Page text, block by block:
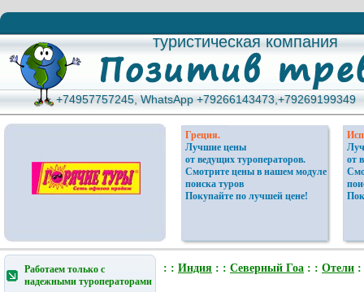
туристическая компания
туристическая компания
+74957757245, WhatsApp +79266143473,+79269199349
+74957757245, WhatsApp +79266143473,+79269199349
Греция.
Лучшие цены
от ведущих туроператоров.
Смотрите цены в нашем модуле
поиска туров
Покупайте по лучшей цене!
от
Работаем только с
надежными туроператорами
: : Индия : : Северный Гоа : : Отели :